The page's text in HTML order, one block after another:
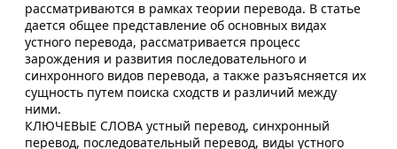
рассматриваются в рамках теории перевода. В статье
дается общее представление об основных видах
устного перевода, рассматривается процесс
зарождения и развития последовательного и
синхронного видов перевода, а также разъясняется их
сущность путем поиска сходств и различий между
ними.
КЛЮЧЕВЫЕ СЛОВА устный перевод, синхронный
перевод, последовательный перевод, виды устного